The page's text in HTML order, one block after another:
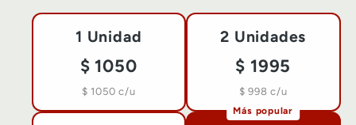
1 Unidad
$ 1050
$ 1050 c/u
2 Unidades
$ 1995
$ 998 c/u
Más popular